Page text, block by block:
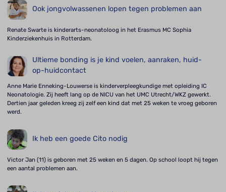
Ook jongvolwassenen lopen tegen problemen aan
Renate Swarte is kinderarts-neonatoloog in het Erasmus MC Sophia
Kinderziekenhuis in Rotterdam.
Ultieme bonding is je kind voelen, aanraken, huid-
op-huidcontact
Anne Marie Enneking-Louwerse is kinderverpleegkundige met opleiding IC
Neonatologie. Zij heeft lang op de NICU van het UMC Utrecht/WKZ gewerkt.
Dertien jaar geleden kreeg zij zelf een kind dat met 25 weken te vroeg geboren
werd.
Ik heb een goede Cito nodig
Victor Jan (11) is geboren met 25 weken en 5 dagen. Op school loopt hij tegen
een aantal problemen aan.